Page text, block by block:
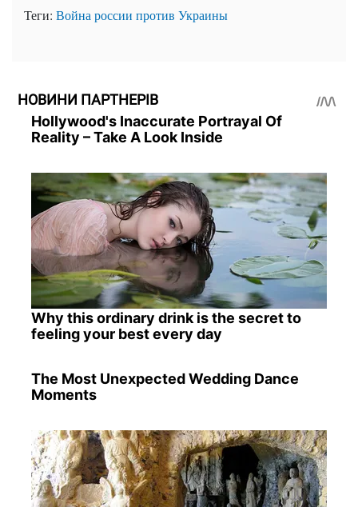
Теги: Война россии против Украины
НОВИНИ ПАРТНЕРІВ
Hollywood's Inaccurate Portrayal Of
Reality – Take A Look Inside
Why this ordinary drink is the secret to
feeling your best every day
The Most Unexpected Wedding Dance
Moments